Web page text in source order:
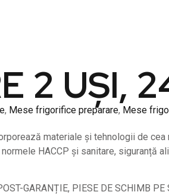
2 UȘI,
, Mese frigorifice preparare, Mese
materiale și tehnologii de
HACCP și sanitare, siguranță
GARANȚIE, PIESE DE SCHIMB PE